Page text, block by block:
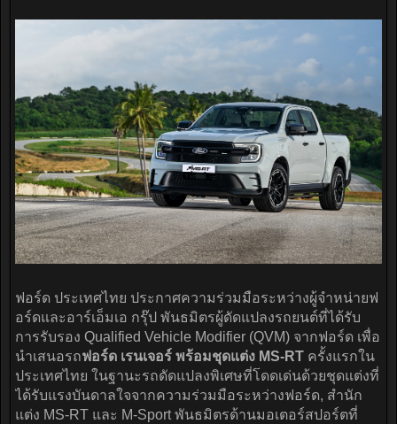
ฟอร์ด ประเทศไทย ประกาศความร่วมมือระหว่างผู้จำหน่ายฟ
อร์ดและอาร์เอ็มเอ กรุ๊ป พันธมิตรผู้ดัดแปลงรถยนต์ที่ได้รับ
การรับรอง Qualified Vehicle Modifier (QVM) จากฟอร์ด เพื่อ
นำเสนอรถฟอร์ด เรนเจอร์ พร้อมชุดแต่ง MS-RT ครั้งแรกใน
ประเทศไทย ในฐานะรถดัดแปลงพิเศษที่โดดเด่นด้วยชุดแต่งที่
ได้รับแรงบันดาลใจจากความร่วมมือระหว่างฟอร์ด, สำนัก
แต่ง MS-RT และ M-Sport พันธมิตรด้านมอเตอร์สปอร์ตที่